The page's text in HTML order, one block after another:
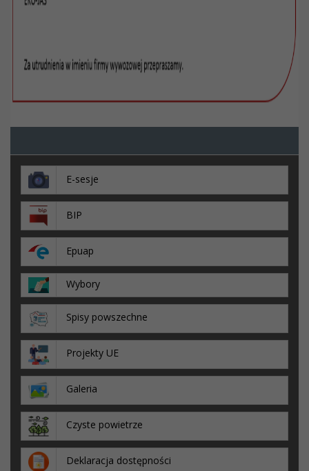
E-sesje
BIP
Epuap
Wybory
Spisy powszechne
Projekty UE
Galeria
Czyste powietrze
Deklaracja dostępności